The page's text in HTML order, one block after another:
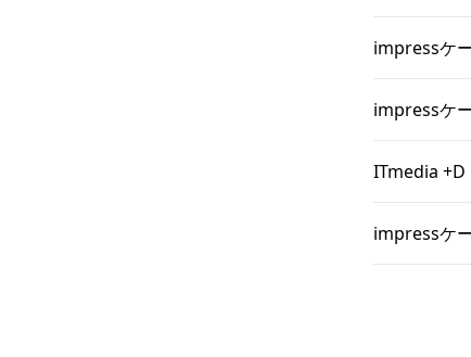
impressケ
impressケ
ITmedia +D
impressケ